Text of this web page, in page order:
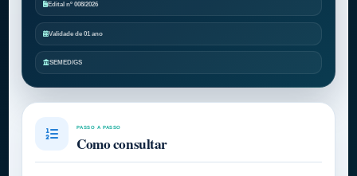
Edital nº 008/2026
Validade de 01 ano
SEMED/GS
PASSO A PASSO
Como consultar